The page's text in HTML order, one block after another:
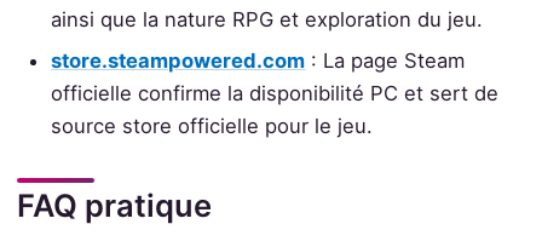
ainsi que la nature RPG et exploration du jeu.
store.steampowered.com : La page Steam
officielle confirme la disponibilité PC et sert de
source store officielle pour le jeu.
FAQ pratique